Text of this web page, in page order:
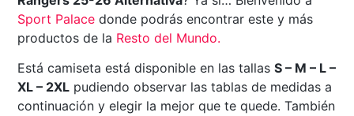
Sport Palace donde podrás encontrar este y más
productos de la Resto del Mundo.
Está camiseta está disponible en las tallasS – M – L –
XL – 2XL pudiendo observar las tablas de medidas a
continuación y elegir la mejor que te quede. También